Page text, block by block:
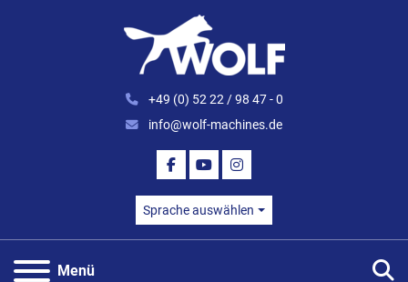
+49 (0) 52 22 / 98 47 - 0
info@wolf-machines.de
FACEBOOK
YOUTUBEINSTAGRAM
Sprache auswählen
Menü